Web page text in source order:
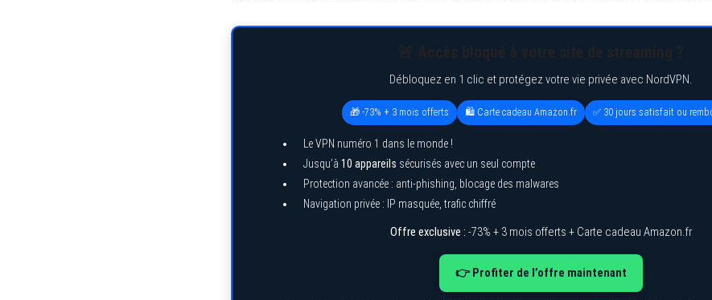
Débloquez en 1 clic et protégez votre vie privée avec NordVPN.
🎁 -73% + 3 mois offerts 🛍️ Carte cadeau Amazon.fr ✅ 30 jours satisfait ou
Le VPN numéro 1 dans le monde !
Jusqu’à 10 appareils sécurisés avec un seul compte
Protection avancée : anti-phishing, blocage des malwares
Navigation privée : IP masquée, trafic chiffré
Offre exclusive : -73% + 3 mois offerts + Carte cadeau Amazon.fr
👉 Profiter de l’offre maintenant